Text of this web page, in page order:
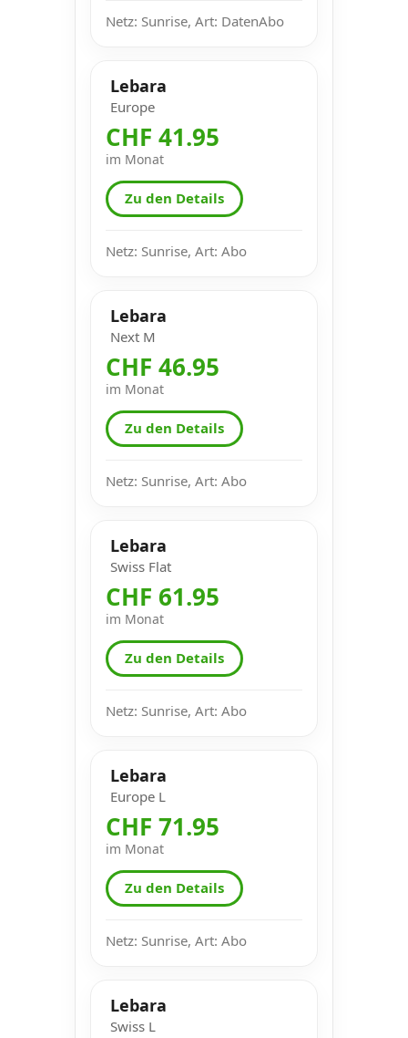
Netz: Sunrise, Art: DatenAbo
Lebara
Europe
CHF 41.95
im Monat
Zu den Details
Netz: Sunrise, Art: Abo
Lebara
Next M
CHF 46.95
im Monat
Zu den Details
Netz: Sunrise, Art: Abo
Lebara
Swiss Flat
CHF 61.95
im Monat
Zu den Details
Netz: Sunrise, Art: Abo
Lebara
Europe L
CHF 71.95
im Monat
Zu den Details
Netz: Sunrise, Art: Abo
Lebara
Swiss L